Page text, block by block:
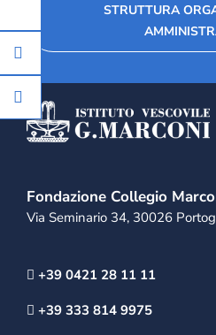
STRUTTURA
Fondazione Collegio
Via Seminario 34, 30026
+39 0421 28 11 11
+39 333 814 9975